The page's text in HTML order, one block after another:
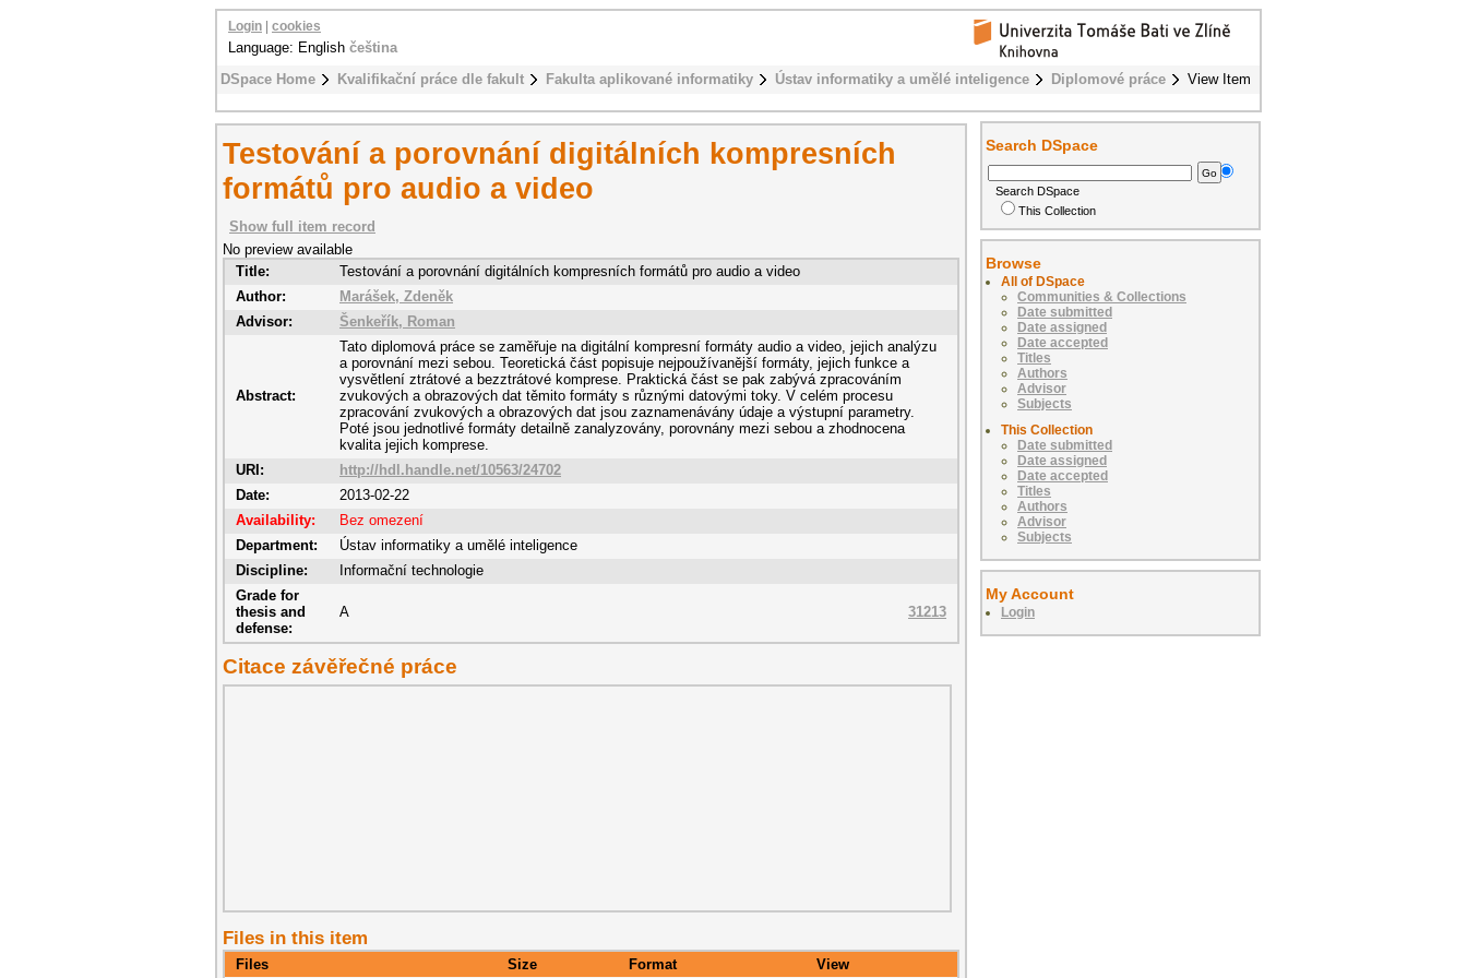
DSpace Home Kvalifikační práce dle fakult Fakulta aplikované informatiky Ústav informatiky a umělé inteligence Diplomové práce View Item
Login cookies
Language: English čeština
Testování a porovnání digitálních kompresních
formátů pro audio a video
Show full item record
No preview available
Title:
Testování a porovnání digitálních kompresních formátů pro audio a video
Author:
Marášek, Zdeněk
Advisor:
Šenkeřík, Roman
Abstract:
Tato diplomová práce se zaměřuje na digitální kompresní formáty audio a video, jejich analýzu
a porovnání mezi sebou. Teoretická část popisuje nejpoužívanější formáty, jejich funkce a
vysvětlení ztrátové a bezztrátové komprese. Praktická část se pak zabývá zpracováním
zvukových a obrazových dat těmito formáty s různými datovými toky. V celém procesu
zpracování zvukových a obrazových dat jsou zaznamenávány údaje a výstupní parametry.
Poté jsou jednotlivé formáty detailně zanalyzovány, porovnány mezi sebou a zhodnocena
kvalita jejich komprese.
URI:
http://hdl.handle.net/10563/24702
Date:
2013-02-22
Availability:
Bez omezení
Department:
Ústav informatiky a umělé inteligence
Discipline:
Informační technologie
Grade for
thesis and
defense:
A 31213
Citace závěřečné práce
Files in this item
Files Size Format View
Search DSpace
Search DSpace
This Collection
Browse
All of DSpace
Communities & Collections
Date submitted
Date assigned
Date accepted
Titles
Authors
Advisor
Subjects
This Collection
Date submitted
Date assigned
Date accepted
Titles
Authors
Advisor
Subjects
My Account
Login